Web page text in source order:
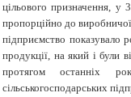
цільового призначення, у
пропорційно до виробничої
підприємство показувало
продукції, на який і були
протягом останніх
сільськогосподарських